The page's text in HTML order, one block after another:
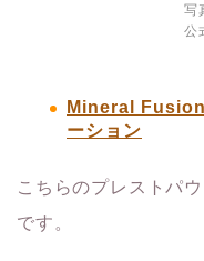
写
公
Mineral
ーション
こちらのプレストパウ
です。